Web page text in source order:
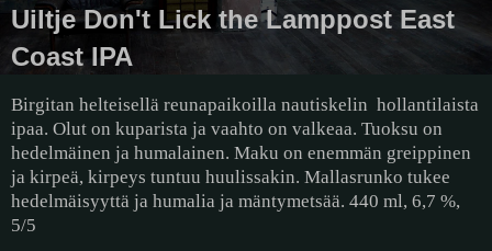
Uiltje Don't Lick the Lamppost East
Coast IPA
Birgitan helteisellä reunapaikoilla nautiskelin hollantilaista
ipaa. Olut on kuparista ja vaahto on valkeaa. Tuoksu on
hedelmäinen ja humalainen. Maku on enemmän greippinen
ja kirpeä, kirpeys tuntuu huulissakin. Mallasrunko tukee
hedelmäisyyttä ja humalia ja mäntymetsää. 440 ml, 6,7 %,
5/5